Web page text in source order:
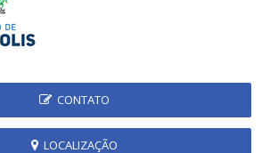
CONTATO
LOCALIZAÇÃO